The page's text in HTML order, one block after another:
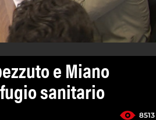
e Miano
sanitario
8513